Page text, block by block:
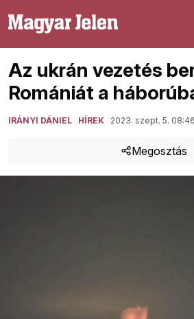
Az ukrán vezetés
Romániát a
IRÁNYI DÁNIEL HÍREK 2023. szept. 5. 08:46
Megosztás